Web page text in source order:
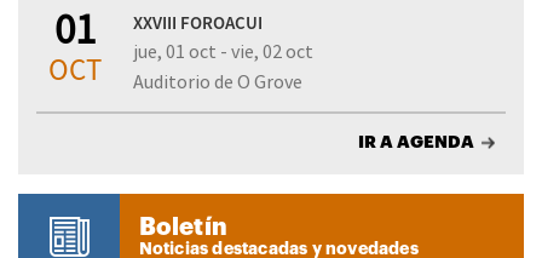
01
OCT
XXVIII FOROACUI
jue, 01 oct - vie, 02 oct
Auditorio de O Grove
IR A AGENDA
Boletín
Noticias destacadas y novedades